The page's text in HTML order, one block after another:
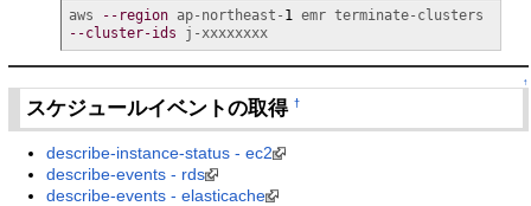
aws --region ap-northeast- 1
--cluster-ids j-xxxxxxxx
↑
スケジュールイベントの取得†
describe-instance-status - ec2
describe-events - rds
describe-events - elasticache